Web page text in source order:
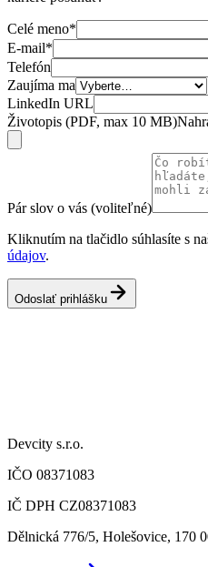
Celé meno*
E-mail*
Telefón
Zaujíma ma
LinkedIn URL
Životopis (PDF, max 10 MB)
Pár slov o vás (voliteľné)
Kliknutím na tlačidlo súhlasíte s
údajov.
Odoslať prihlášku
Devcity s.r.o.
IČO 08371083
IČ DPH CZ08371083
Dělnická 776/5, Holešovice, 170